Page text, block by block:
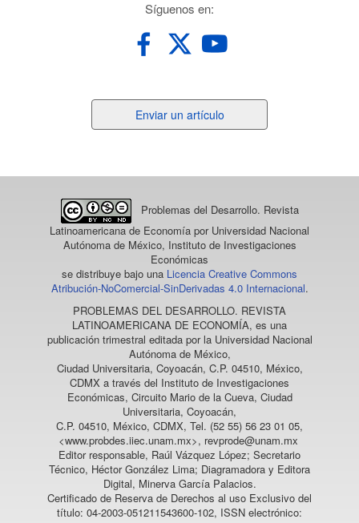
Síguenos en:
un
Enviar un artículo
Problemas del Desarrollo. Revista
Latinoamericana de Economía por Universidad Nacional
Autónoma de México, Instituto de Investigaciones
Económicas
se distribuye bajo una Licencia Creative Commons
Atribución-NoComercial-SinDerivadas 4.0 Internacional.
PROBLEMAS DEL DESARROLLO. REVISTA
LATINOAMERICANA DE ECONOMÍA, es una
publicación trimestral editada por la Universidad Nacional
Autónoma de México,
Ciudad Universitaria, Coyoacán, C.P. 04510, México,
CDMX a través del Instituto de Investigaciones
Económicas, Circuito Mario de la Cueva, Ciudad
Universitaria, Coyoacán,
C.P. 04510, México, CDMX, Tel. (52 55) 56 23 01 05,
<www.probdes.iiec.unam.mx>, revprode@unam.mx
Editor responsable, Raúl Vázquez López; Secretario
Técnico, Héctor González Lima; Diagramadora y Editora
Digital, Minerva García Palacios.
Certificado de Reserva de Derechos al uso Exclusivo del
título: 04-2003-051211543600-102, ISSN electrónico: